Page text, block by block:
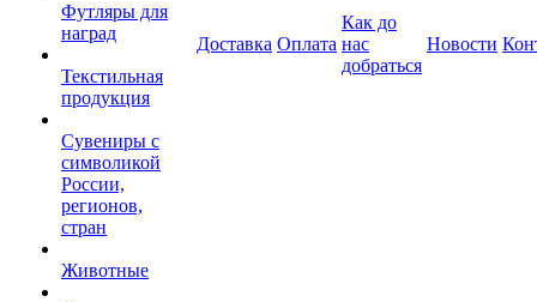
Футляры для
наград
Текстильная
продукция
Сувениры с
символикой
России,
регионов,
стран
Животные
Доставка Оплата
Как до
нас
добраться
Новости